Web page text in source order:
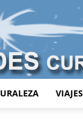
VIAJES